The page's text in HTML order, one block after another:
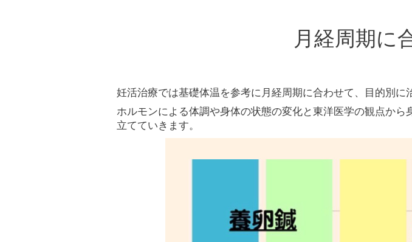
月経周期に
妊活治療では基礎体温を参考に月経周期に合わせて、目的別に
ホルモンによる体調や身体の状態の変化と東洋医学の観点か
立てていきます。